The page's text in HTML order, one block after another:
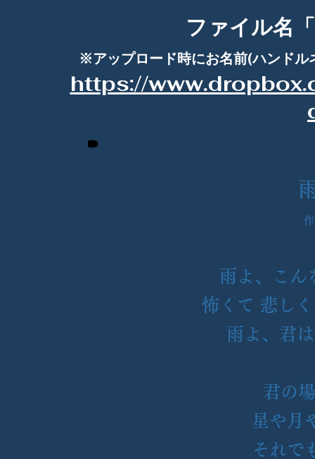
ファイル名
​※アップロード時にお名前(ハンドル
https://
雨よ、こん
怖くて 悲し
雨よ、君
君の
星や月
それで